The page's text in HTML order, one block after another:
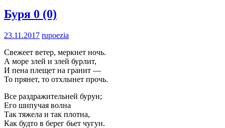
Буря 0 (0)
23.11.2017 rupoezia
Свежеет ветер, меркнет ночь.
А море злей и злей бурлит,
И пена плещет на гранит —
То прянет, то отхлынет прочь.
Все раздражительней бурун;
Его шипучая волна
Так тяжела и так плотна,
Как будто в берег бьет чугун.